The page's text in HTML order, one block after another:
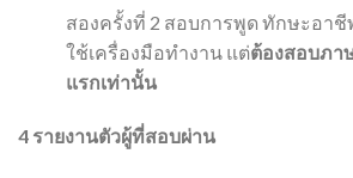
สองครั้งที่ 2 สอบการพูด ทักษะอา
ใช้เครื่องมือทำงาน แต่ต้องสอบภา
แรกเท่านั้น
4 รายงานตัวผู้ที่สอบผ่าน